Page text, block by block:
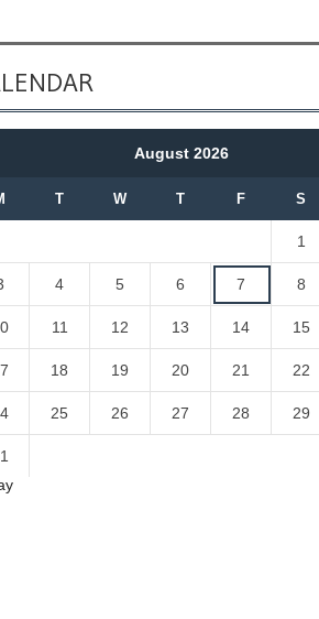
August 2026
T W T F S
1
4 5 6 7 8
11 12 13 14 15
18 19 20 21 22
25 26 27 28 29